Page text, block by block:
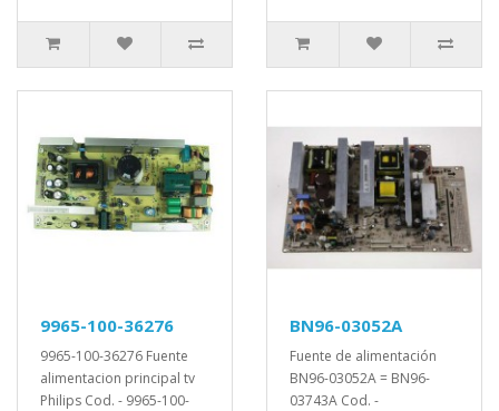
9965-100-36276
9965-100-36276 Fuente
alimentacion principal tv
Philips Cod. - 9965-100-
BN96-03052A
Fuente de alimentación
BN96-03052A = BN96-
03743A Cod. -